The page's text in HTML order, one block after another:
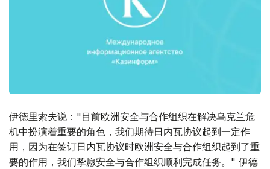
伊德里索夫说："目前欧洲安全与合作组织在解决乌克兰危
机中扮演着重要的角色，我们期待日内瓦协议起到一定作
用，因为在签订日内瓦协议时欧洲安全与合作组织起到了重
要的作用，我们挚愿安全与合作组织顺利完成任务。" 伊德